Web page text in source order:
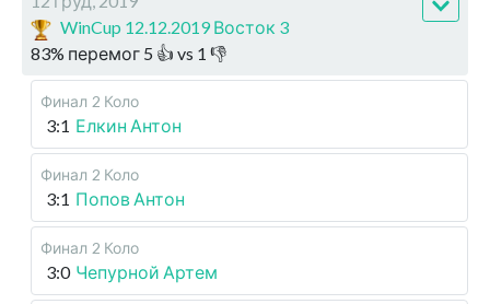
WinCup 12.12.2019 Восток 3
83% перемог 5 👍 vs 1 👎
Финал 2 Коло
3:1 Елкин Антон
Финал 2 Коло
3:1 Попов Антон
Финал 2 Коло
3:0 Чепурной Артем